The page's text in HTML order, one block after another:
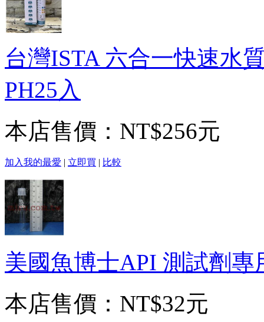
台灣ISTA 六合一快速水
PH25入
本店售價： NT$256元
加入我的最愛 | 立即買 | 比較
美國魚博士API 測試劑專
本店售價： NT$32元